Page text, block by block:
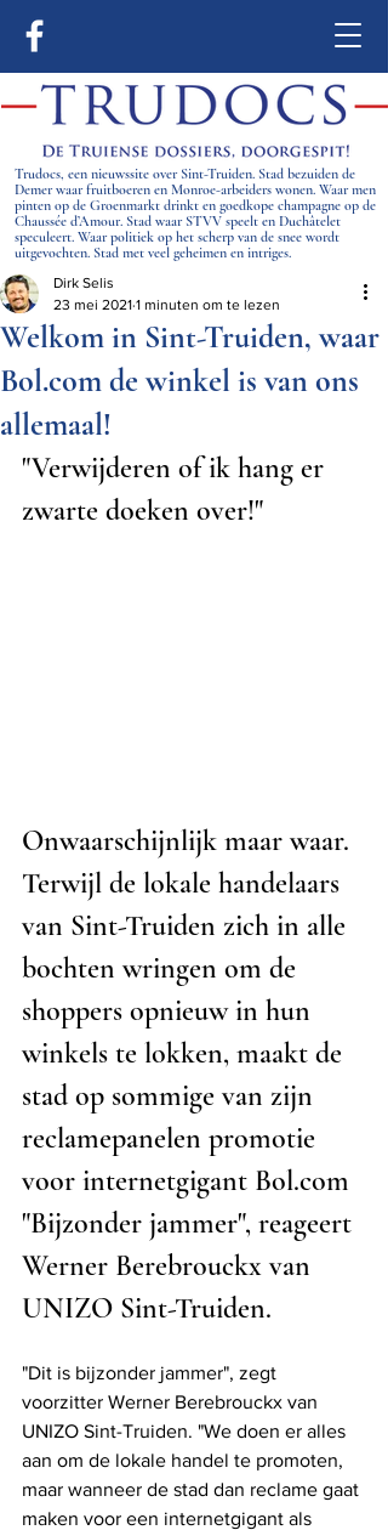
Trudocs, een nieuwssite over Sint-Truiden. Stad bezuiden de
Demer waar fruitboeren en Monroe-arbeiders wonen. Waar men
pinten op de Groenmarkt drinkt en goedkope champagne op de
Chaussée d’Amour. Stad waar STVV speelt en Duchâtelet
speculeert. Waar politiek op het scherp van de snee wordt
uitgevochten. Stad met veel geheimen en intriges.
Welkom in Sint-Truiden, waar
Bol.com de winkel is van ons
allemaal!
Dirk Selis
23 mei 2021 1 minuten om te lezen
"Verwijderen of ik hang er
zwarte doeken over!"
Onwaarschijnlijk maar waar.
Terwijl de lokale handelaars
van Sint-Truiden zich in alle
bochten wringen om de
shoppers opnieuw in hun
winkels te lokken, maakt de
stad op sommige van zijn
reclamepanelen promotie
voor internetgigant Bol.com
"Bijzonder jammer", reageert
Werner Berebrouckx van
UNIZO Sint-Truiden.
"Dit is bijzonder jammer", zegt
voorzitter Werner Berebrouckx van
UNIZO Sint-Truiden. "We doen er alles
aan om de lokale handel te promoten,
maar wanneer de stad dan reclame gaat
maken voor een internetgigant als